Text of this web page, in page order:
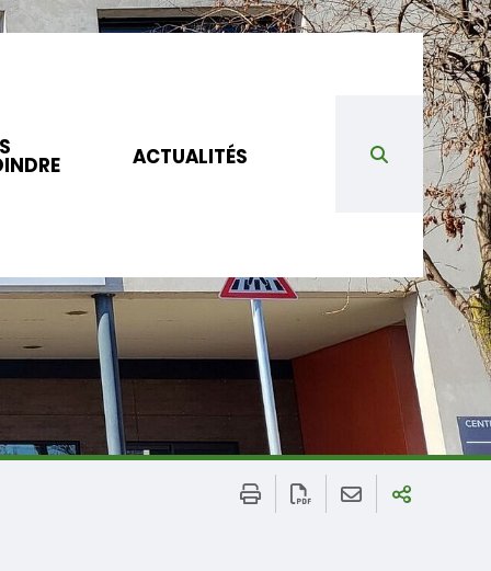
ACTUALITÉS